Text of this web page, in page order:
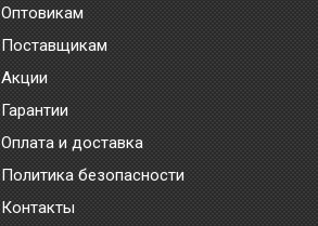
Оптовикам
Поставщикам
Акции
Гарантии
Оплата и доставка
Политика безопасности
Контакты